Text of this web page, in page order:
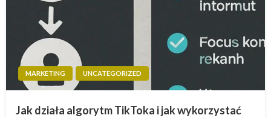
MARKETING UNCATEGORIZED
Jak działa algorytm TikToka i jak wykorzystać